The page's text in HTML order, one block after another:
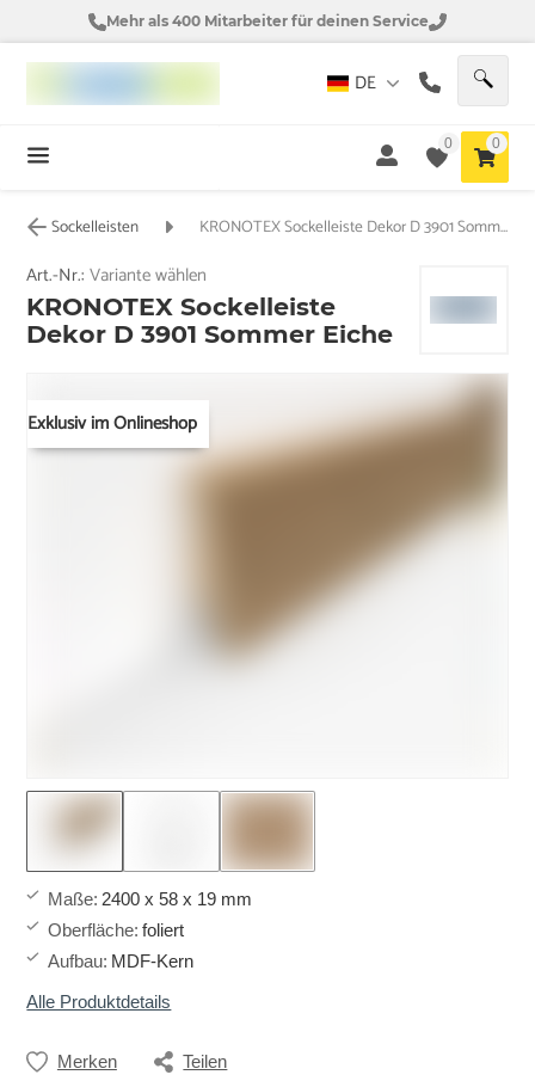
Mehr als 400 Mitarbeiter für deinen Service
DE
0 0
Sockelleisten KRONOTEX Sockelleiste Dekor D 3901 Sommer Eiche
Exklusiv im Onlineshop
Art.-Nr.:Variante wählen
KRONOTEX Sockelleiste
Dekor D 3901 Sommer Eiche
Maße: 2400 x 58 x 19 mm
Oberfläche: foliert
Aufbau: MDF-Kern
Alle Produktdetails
Merken Teilen